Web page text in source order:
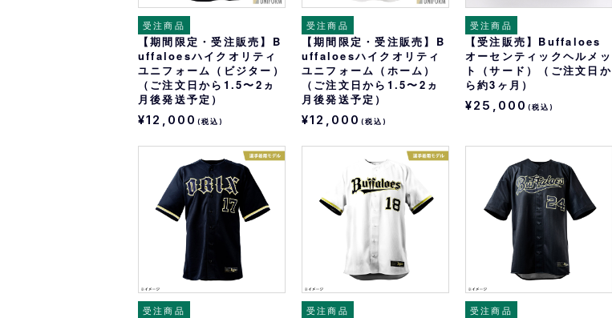
受注商品
【期間限定・受注販売】B
uffaloesハイクオリティ
ユニフォーム（ビジター）
（ご注文日から1.5〜2ヵ
月後発送予定）
¥12,000 (税込)
受注商品
【期間限定・受注販売】B
uffaloesハイクオリティ
ユニフォーム（ホーム）
（ご注文日から1.5〜2ヵ
月後発送予定）
¥12,000 (税込)
受注商品
【受注販売】Buffaloes
オーセンティックヘルメッ
ト（サード）（ご注文日か
ら約3ヶ月）
¥25,000 (税込)
受注商品 受注商品 受注商品